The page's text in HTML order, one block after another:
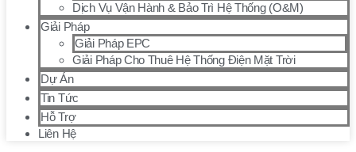
Dịch Vụ Vận Hành & Bảo Trì Hệ Thống (O&M)
Giải Pháp
Giải Pháp EPC
Giải Pháp Cho Thuê Hệ Thống Điện Mặt Trời
Dự Án
Tin Tức
Hỗ Trợ
Liên Hệ